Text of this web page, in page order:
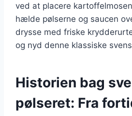
ved at placere
hælde pølserne og saucen
drysse med friske
og nyd denne klassiske
Historien bag
pølseret: Fra